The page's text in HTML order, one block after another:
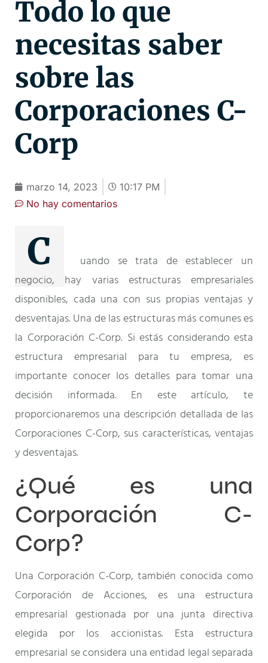
Todo lo que
necesitas saber
sobre las
Corporaciones C-
Corp
marzo 14, 2023
10:17 PM
No hay comentarios
C
uando se trata de establecer un
negocio, hay varias estructuras empresariales
disponibles, cada una con sus propias ventajas y
desventajas. Una de las estructuras más comunes es
la Corporación C-Corp. Si estás considerando esta
estructura empresarial para tu empresa, es
importante conocer los detalles para tomar una
decisión informada. En este artículo, te
proporcionaremos una descripción detallada de las
Corporaciones C-Corp, sus características, ventajas
y desventajas.
¿Qué es una
Corporación C-
Corp?
Una Corporación C-Corp, también conocida como
Corporación de Acciones, es una estructura
empresarial gestionada por una junta directiva
elegida por los accionistas. Esta estructura
empresarial se considera una entidad legal separada